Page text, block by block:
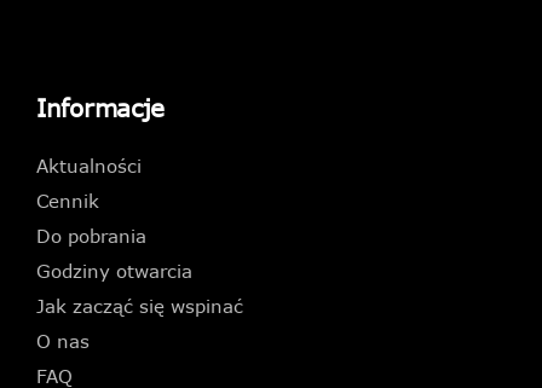
Informacje
Aktualności
Cennik
Do pobrania
Godziny otwarcia
Jak zacząć się wspinać
O nas
FAQ